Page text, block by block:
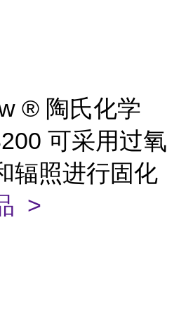
® 陶氏化学
可采用过氧
辐照进行固化
>